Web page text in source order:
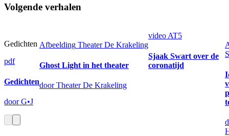
Volgende verhalen
Gedichten
pdf
Gedichten
door G•J
Afbeelding Theater De Krakeling
Ghost Light in het theater
door Theater De Krakeling
video AT5
Sjaak Swart over de
coronatijd